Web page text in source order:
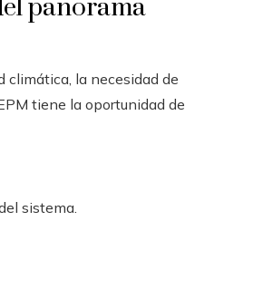
panorama
la necesidad de
tiene la oportunidad de
sistema.